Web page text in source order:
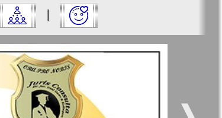
|
на нее:
5 Город 511